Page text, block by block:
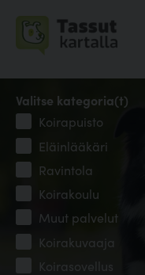
Valitse kategoria(t)
Koirapuisto
Eläinlääkäri
Ravintola
Koirakoulu
Muut palvelut
Koirakuvaaja
Koirasovellus